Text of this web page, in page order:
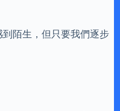
陌生，但只要我們逐步